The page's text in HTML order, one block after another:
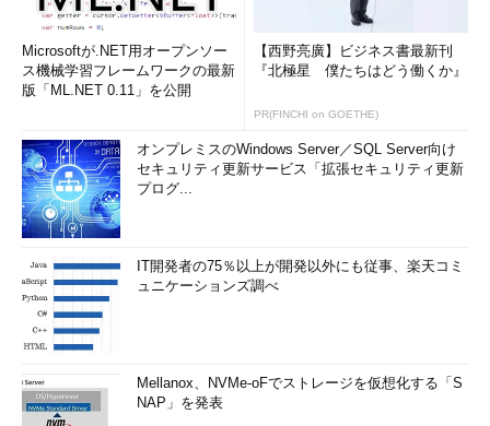
Microsoftが.NET用オープンソー
ス機械学習フレームワークの最新
版「ML.NET 0.11」を公開
【西野亮廣】ビジネス書最新刊
『北極星 僕たちはどう働くか』
PR(FINCHI on GOETHE)
オンプレミスのWindows Server／SQL Server向け
セキュリティ更新サービス「拡張セキュリティ更新
プログ...
IT開発者の75％以上が開発以外にも従事、楽天コミ
ュニケーションズ調べ
Mellanox、NVMe-oFでストレージを仮想化する「S
NAP」を発表